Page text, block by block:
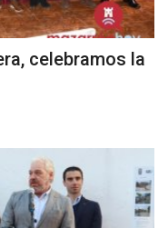
celebramos la